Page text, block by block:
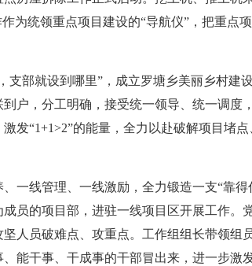
为统领重点项目建设的“导航仪”，把重点
支部就设到哪里”，成立罗塘乡美丽乡村
户，分工明确，接受统一领导、统一调
发“1+1>2”的能量，全力以赴破解项目堵
一线管理、一线激励，全力锻造一支“靠
员的项目部，进驻一线项目区开展工作。
人员破难点、攻重点。工作组组长带领组
能干事、干成事的干部冒出来，进一步激